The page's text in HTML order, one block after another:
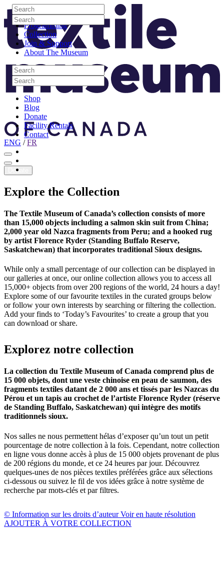
Skip to content
Visit
Programming
Collection
Join & Support
About The Museum
Search
Search
Search
Search
Shop
Blog
Donate
Facility Rentals
Contact
Youtube
Search
Search
Search
Search
Site Logo
ENG /FR
Donate
Explore the Collection
The Textile Museum of Canada’s collection consists of more
than 15,000 objects including a salmon skin suit from China;
2,000 year old Nazca fragments from Peru; and a hooked rug
by artist Florence Ryder (Standing Buffalo Reserve,
Saskatchewan) that incorporates traditional Sioux designs.
While only a small percentage of our collection can be displayed in
our galleries at once, our online collection allows you to access all
15,000+ objects from over 200 regions of the world, 24 hours a day!
Explore some of our favourite textiles in the curated groups below
or follow your own interests by searching or filtering the collection.
Add your finds to ‘Today’s Favourites’ to create a group that you
can download or share.
Explorez notre collection
La collection du Textile Museum of Canada comprend plus de
15 000 objets, dont une veste chinoise en peau de saumon, des
fragments textiles datant de 2 000 ans et tissés par les Nazcas du
Pérou et un tapis au crochet de l’artiste Florence Ryder (réserve
de Standing Buffalo, Saskatchewan) qui intègre des motifs
traditionnels sioux.
Nos salles ne nous permettent hélas d’exposer qu’un tout un petit
pourcentage de notre collection à la fois. Cependant, notre collection
en ligne vous donne accès à plus de 15 000 objets provenant de plus
de 200 régions du monde, et ce 24 heures par jour. Découvrez
quelques-unes de nos pièces textiles préférées grâce aux sélections
ci-dessous ou suivez le fil de vos idées grâce à notre système de
recherche par mots-clés et par filtres.
© Information sur les droits d’auteurVoir en haute résolution
AJOUTER À VOTRE COLLECTION